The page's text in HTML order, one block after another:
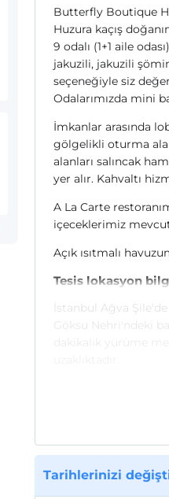
Butterfly Boutique
Huzura kaçış
9 odalı (1+1 aile
jakuzili, jakuzili
seçeneğiyle siz
Odalarımızda mini
İmkanlar arasında
gölgelikli oturma
alanları salıncak
yer alır. Kahvaltı
A La Carte
içeceklerimiz
Açık ısıtmalı
Tesis lokasyon
İstanbul Ağva
Göksu Nehri'ndeki
Tarihlerinizi